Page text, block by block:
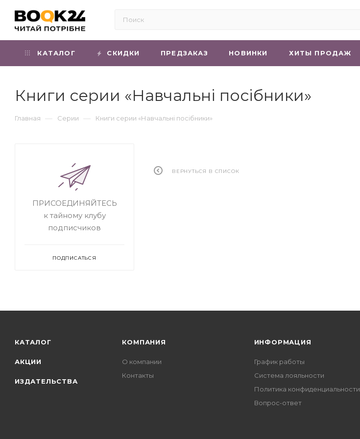
КАТАЛОГ СКИДКИ ПРЕДЗАКАЗ НОВИНКИ ХИТЫ ПРОДАЖ
Книги серии «Навчальні посібники»
Главная — Серии — Книги серии «Навчальні посібники»
ВЕРНУТЬСЯ В СПИСОК
ПРИСОЕДИНЯЙТЕСЬ
к тайному клубу
подписчиков
ПОДПИСАТЬСЯ
КАТАЛОГ
АКЦИИ
ИЗДАТЕЛЬСТВА
КОМПАНИЯ
О компании
Контакты
ИНФОРМАЦИЯ
График работы
Система лояльности
Политика конфиденциальности
Вопрос-ответ